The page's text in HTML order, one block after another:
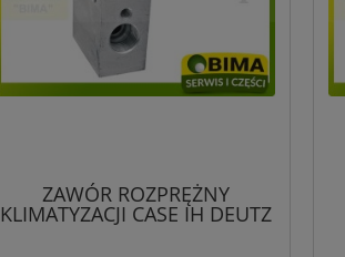
ZAWÓR ROZPRĘŻNY
KLIMATYZACJI CASE IH DEUTZ
RENAULT FENDT FORD NEW